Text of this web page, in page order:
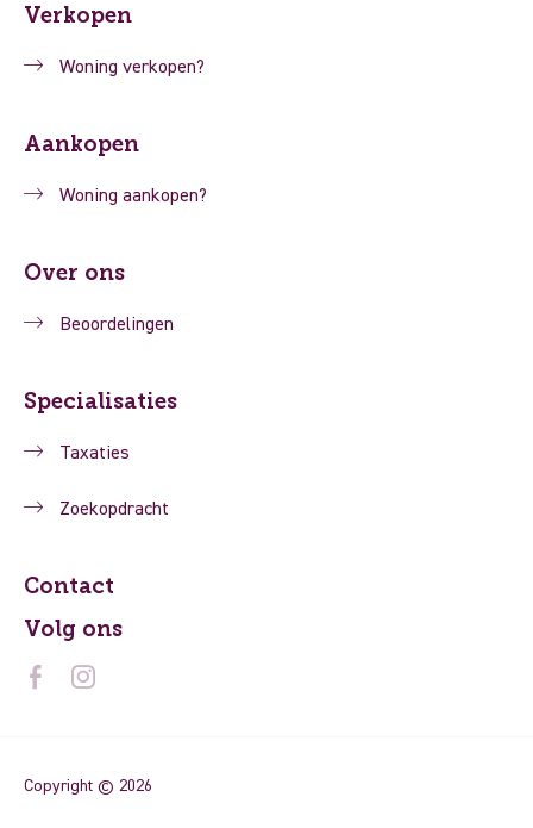
Verkopen
Woning verkopen?
Aankopen
Woning aankopen?
Over ons
Beoordelingen
Specialisaties
Taxaties
Zoekopdracht
Contact
Volg ons
Copyright © 2026